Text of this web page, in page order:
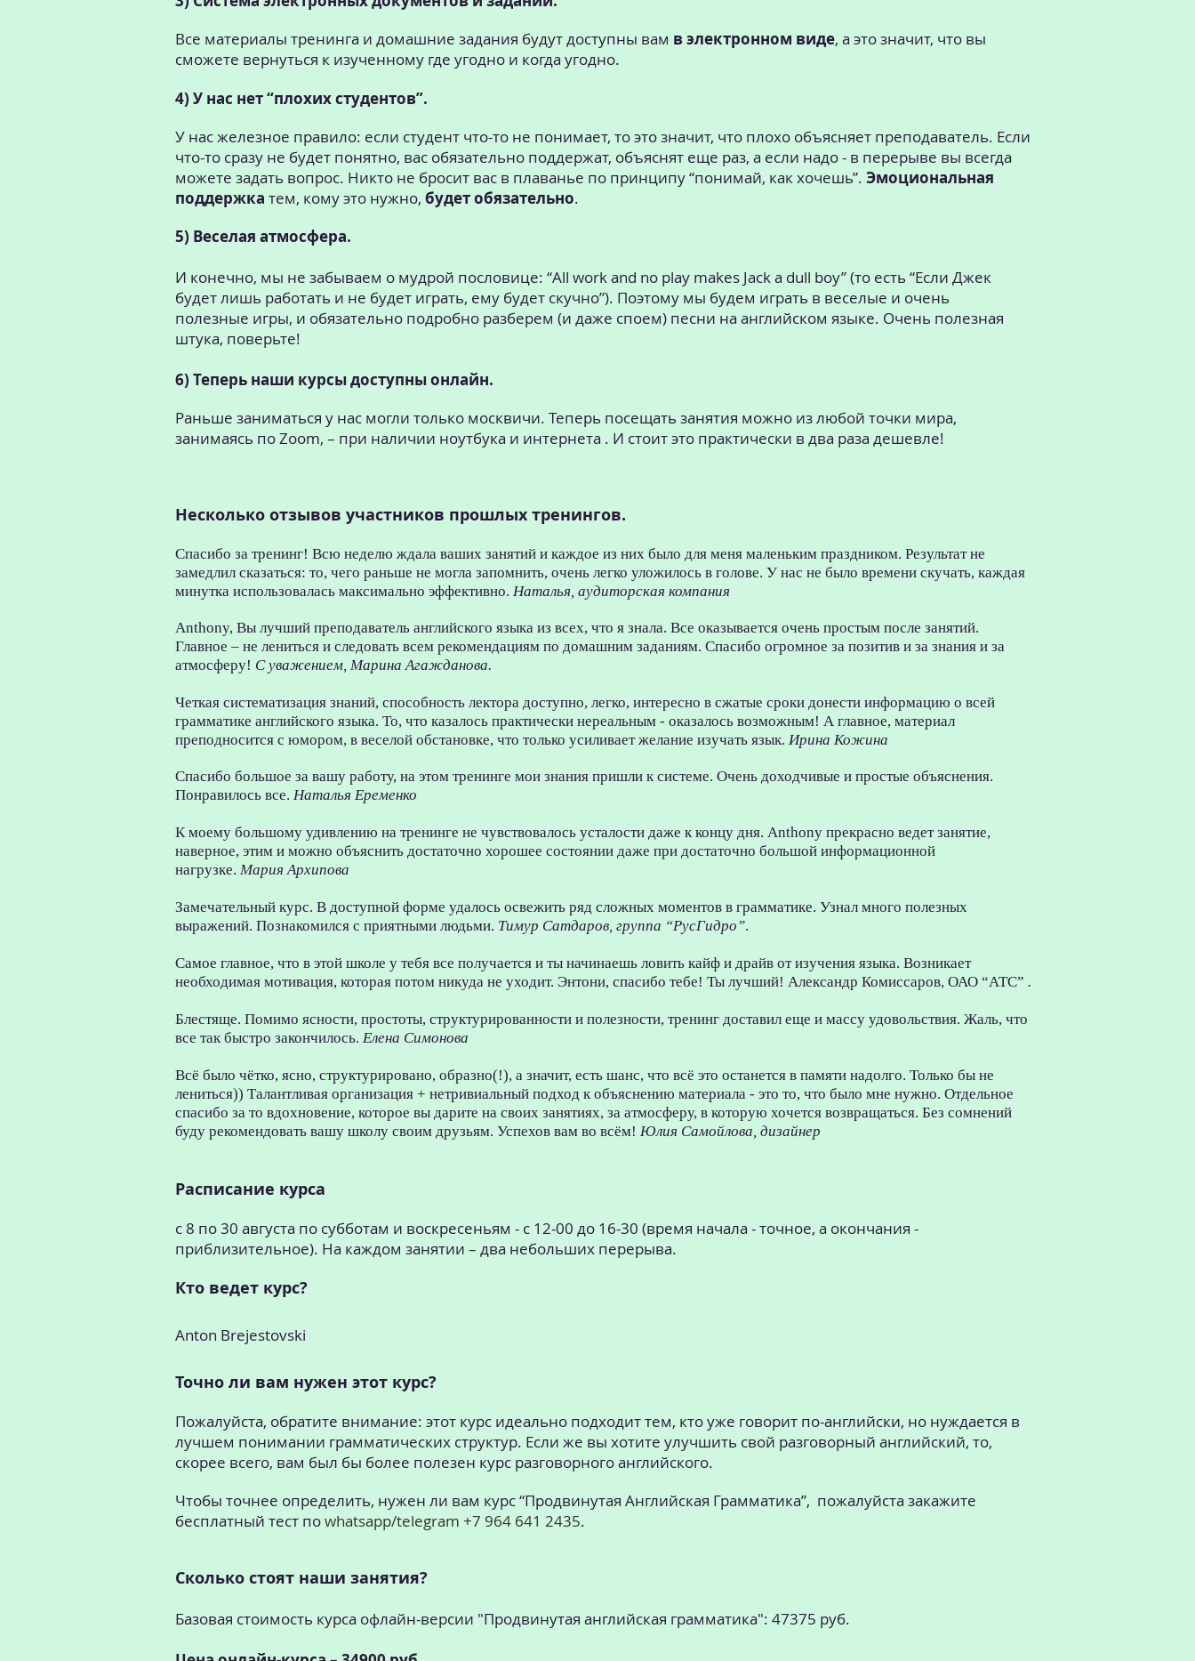
Все материалы тренинга и домашние задания будут доступны вам в электронном виде, а это значит, что вы
сможете вернуться к изученному где угодно и когда угодно.
4) У нас нет “плохих студентов”.
У нас железное правило: если студент что-то не понимает, то это значит, что плохо объясняет преподаватель. Если
что-то сразу не будет понятно, вас обязательно поддержат, объяснят еще раз, а если надо - в перерыве вы всегда
можете задать вопрос. Никто не бросит вас в плаванье по принципу “понимай, как хочешь”. Эмоциональная
поддержка тем, кому это нужно, будет обязательно.
5) Веселая атмосфера.
И конечно, мы не забываем о мудрой пословице: “All work and no play makes Jack a dull boy” (то есть “Если Джек
будет лишь работать и не будет играть, ему будет скучно”). Поэтому мы будем играть в веселые и очень
полезные игры, и обязательно подробно разберем (и даже споем) песни на английском языке. Очень полезная
штука, поверьте!
6) Теперь наши курсы доступны онлайн.
Раньше заниматься у нас могли только москвичи. Теперь посещать занятия можно из любой точки мира,
занимаясь по Zoom, – при наличии ноутбука и интернета . И стоит это практически в два раза дешевле!
Несколько отзывов участников прошлых тренингов.
Спасибо за тренинг! Всю неделю ждала ваших занятий и каждое из них было для меня маленьким праздником. Результат не
замедлил сказаться: то, чего раньше не могла запомнить, очень легко уложилось в голове. У нас не было времени скучать, каждая
минутка использовалась максимально эффективно. Наталья, аудиторская компания
Anthony, Вы лучший преподаватель английского языка из всех, что я знала. Все оказывается очень простым после занятий.
Главное – не лениться и следовать всем рекомендациям по домашним заданиям. Спасибо огромное за позитив и за знания и за
атмосферу! С уважением, Марина Агажданова.
Четкая систематизация знаний, способность лектора доступно, легко, интересно в сжатые сроки донести информацию о всей
грамматике английского языка. То, что казалось практически нереальным - оказалось возможным! А главное, материал
преподносится с юмором, в веселой обстановке, что только усиливает желание изучать язык. Ирина Кожина
Спасибо большое за вашу работу, на этом тренинге мои знания пришли к системе. Очень доходчивые и простые объяснения.
Понравилось все. Наталья Еременко
К моему большому удивлению на тренинге не чувствовалось усталости даже к концу дня. Anthony прекрасно ведет занятие,
наверное, этим и можно объяснить достаточно хорошее состоянии даже при достаточно большой информационной
нагрузке. Мария Архипова
Замечательный курс. В доступной форме удалось освежить ряд сложных моментов в грамматике. Узнал много полезных
выражений. Познакомился с приятными людьми. Тимур Сатдаров, группа “РусГидро”.
Самое главное, что в этой школе у тебя все получается и ты начинаешь ловить кайф и драйв от изучения языка. Возникает
необходимая мотивация, которая потом никуда не уходит. Энтони, спасибо тебе! Ты лучший! Александр Комиссаров, ОАО “АТС” .
Блестяще. Помимо ясности, простоты, структурированности и полезности, тренинг доставил еще и массу удовольствия. Жаль, что
все так быстро закончилось. Елена Симонова
Всё было чётко, ясно, структурировано, образно(!), а значит, есть шанс, что всё это останется в памяти надолго. Только бы не
лениться)) Талантливая организация + нетривиальный подход к объяснению материала - это то, что было мне нужно. Отдельное
спасибо за то вдохновение, которое вы дарите на своих занятиях, за атмосферу, в которую хочется возвращаться. Без сомнений
буду рекомендовать вашу школу своим друзьям. Успехов вам во всём! Юлия Самойлова, дизайнер
Расписание курса
с 8 по 30 августа по субботам и воскресеньям - с 12-00 до 16-30 (время начала - точное, а окончания -
приблизительное). На каждом занятии – два небольших перерыва.
Кто ведет курс?
Anton Brejestovski
Точно ли вам нужен этот курс?
Пожалуйста, обратите внимание: этот курс идеально подходит тем, кто уже говорит по-английски, но нуждается в
лучшем понимании грамматических структур. Если же вы хотите улучшить свой разговорный английский, то,
скорее всего, вам был бы более полезен курс разговорного английского.
Чтобы точнее определить, нужен ли вам курс “Продвинутая Английская Грамматика”, пожалуйста закажите
бесплатный тест поwhatsapp/telegram +7 964 641 2435.
Сколько стоят наши занятия?
Базовая стоимость курса офлайн-версии "Продвинутая английская грамматика": 47375 руб.